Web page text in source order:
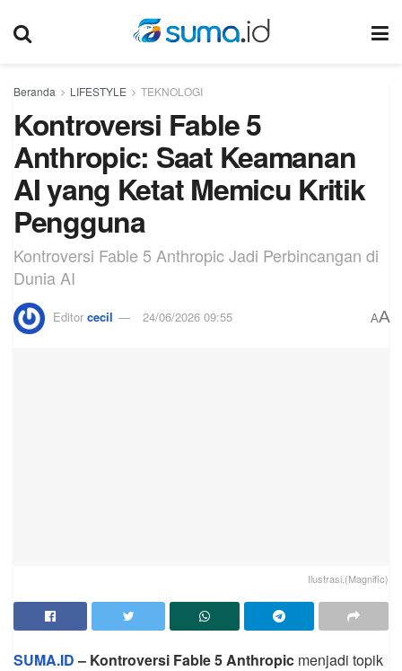
Beranda LIFESTYLE TEKNOLOGI
Kontroversi Fable 5
Anthropic: Saat Keamanan
AI yang Ketat Memicu Kritik
Pengguna
Kontroversi Fable 5 Anthropic Jadi Perbincangan di
Dunia AI
Editor cecil 24/06/2026 09:55 AA
Ilustrasi.(Magnific)
SUMA.ID– Kontroversi Fable 5 Anthropic menjadi topik